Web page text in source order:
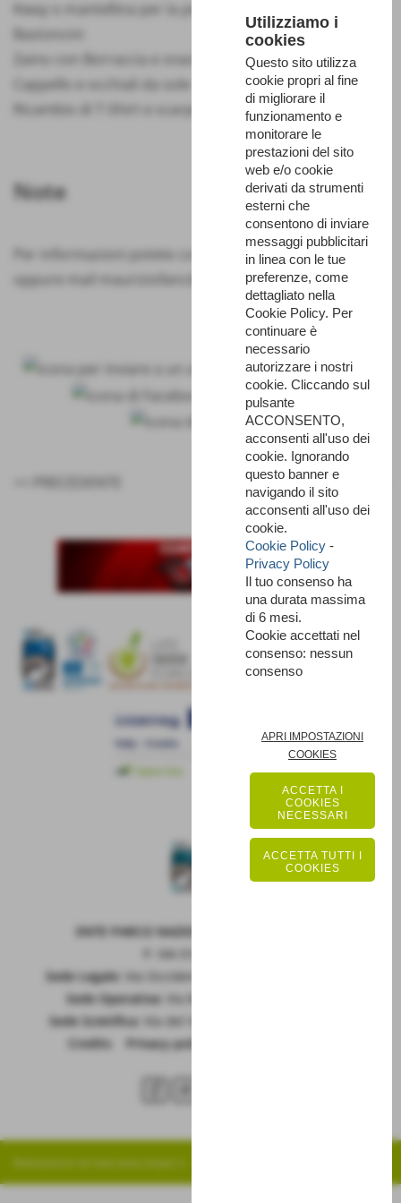
Kway o mantellina per la pioggia
Bastoncini
Zaino con Borraccia e snack
Cappello e occhiali da sole
Ricambio di T-Shirt e scarpe (da lasciare in auto).
Note
Per informazioni potete contattarmi al 327-2845473
oppure mail mauriziofanc@libero.it
SUCCESSIVO >>
ENTE PARCO NAZIONALE DELLA MAIELLA
P. IVA 01815660699
Sede Legale:
Via Occidentale 6, GUARDIAGRELE (Ch)
Sede Operativa:
Via Badia 28, SULMONA (Aq)
Sede Scietifica:
Via del Vivaio, CARAMANICO T. (Pe)
Credits
Privacy policy
Realizzazione siti web www.sitoper.it
Utilizziamo i
cookies
Questo sito utilizza
cookie propri al fine
di migliorare il
funzionamento e
monitorare le
prestazioni del sito
web e/o cookie
derivati da strumenti
esterni che
consentono di inviare
messaggi pubblicitari
in linea con le tue
preferenze, come
dettagliato nella
Cookie Policy. Per
continuare è
necessario
autorizzare i nostri
cookie. Cliccando sul
pulsante
ACCONSENTO,
acconsenti all'uso dei
cookie. Ignorando
questo banner e
navigando il sito
acconsenti all'uso dei
cookie.
Cookie Policy -
Privacy Policy
Il tuo consenso ha
una durata massima
di 6 mesi.
Cookie accettati nel
consenso: nessun
consenso
APRI IMPOSTAZIONI
COOKIES
ACCETTA I
COOKIES
NECESSARI
ACCETTA TUTTI I
COOKIES